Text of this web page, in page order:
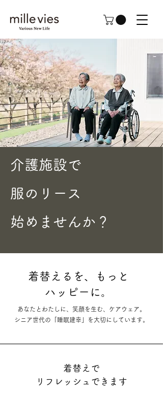
介護施設で
服のリース
始めませんか？
着替えるを、もっと
ハッピーに。
あなたとわたしに、笑顔を生む、ケアウェア。
​シニア世代の「睡眠建幸」を大切にしています。
着替えで
リフレッシュできます